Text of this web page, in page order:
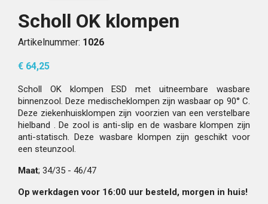
Scholl OK klompen
Artikelnummer: 1026
€ 64,25
Scholl OK klompen ESD met uitneembare wasbare
binnenzool. Deze medischeklompen zijn wasbaar op 90° C.
Deze ziekenhuisklompen zijn voorzien van een verstelbare
hielband . De zool is anti-slip en de wasbare klompen zijn
anti-statisch. Deze wasbare klompen zijn geschikt voor
een steunzool.
Maat; 34/35 - 46/47
Op werkdagen voor 16:00 uur besteld, morgen in huis!